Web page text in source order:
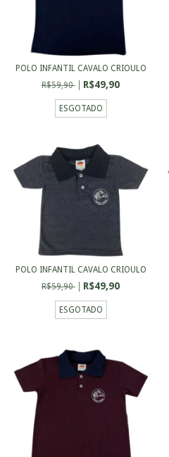
POLO INFANTIL CAVALO CRIOULO
R$59,90
R$49,90
ESGOTADO
POLO INFANTIL CAVALO CRIOULO
R$59,90
R$49,90
ESGOTADO